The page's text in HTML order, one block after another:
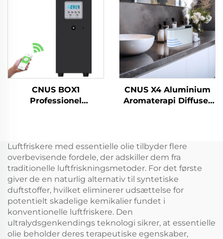
luftfriskermaskine
Trådløs Smart WIFI
Kontrol Aroma
Diffuser
CNUS BOX1
Professionel
Tower Diffusers
CNUS X4 Aluminium
Aromaterapi Diffuser
Atomizer
Luftfriskere med essentielle olie tilbyder flere
overbevisende fordele, der adskiller dem fra
traditionelle luftfriskningsmetoder. For det første
giver de en naturlig alternativ til syntetiske
duftstoffer, hvilket eliminerer udsættelse for
potentielt skadelige kemikalier fundet i
konventionelle luftfriskere. Den
ultralydsgenkendings teknologi sikrer, at essentielle
olie beholder deres terapeutiske egenskaber,